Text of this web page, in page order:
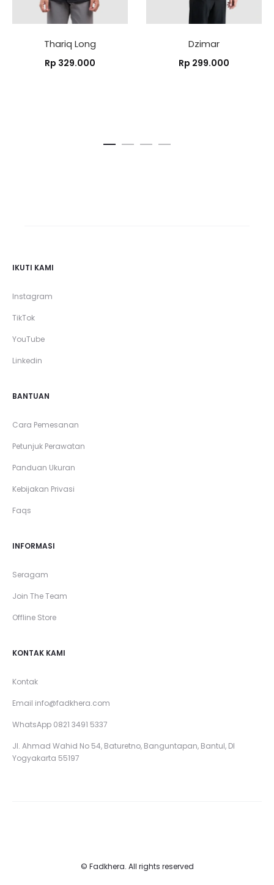
Thariq Long
Rp 329.000
Dzimar
Rp 299.000
IKUTI KAMI
Instagram
TikTok
YouTube
Linkedin
BANTUAN
Cara Pemesanan
Petunjuk Perawatan
Panduan Ukuran
Kebijakan Privasi
Faqs
INFORMASI
Seragam
Join The Team
Offline Store
KONTAK KAMI
Kontak
Email info@fadkhera.com
WhatsApp 0821 3491 5337
Jl. Ahmad Wahid No 54, Baturetno, Banguntapan, Bantul, DI
Yogyakarta 55197
© Fadkhera. All rights reserved